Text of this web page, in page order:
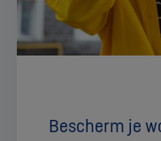
Bescherm je